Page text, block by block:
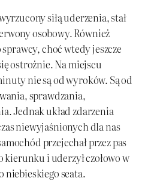
siłą uderzenia, stał
osobowy. Również
choć wtedy jeszcze
ostrożnie. Na miejscu
nie są od wyroków. Są od
sprawdzania,
Jednak układ zdarzenia
niewyjaśnionych dla nas
przejechał przez pas
kierunku i uderzył czołowo w
niebieskiego seata.